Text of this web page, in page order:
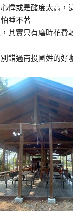
悸或是酸度太高，
睡不著
其實只有磨時花費
錯過南投國姓的好